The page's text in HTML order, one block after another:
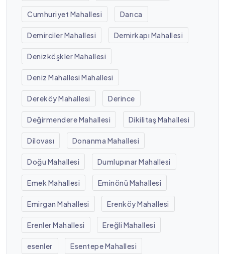
Cumhuriyet Mahallesi Darıca
Demirciler Mahallesi Demirkapı Mahallesi
Denizköşkler Mahallesi
Deniz Mahallesi Mahallesi
Dereköy Mahallesi Derince
Değirmendere Mahallesi Dikilitaş Mahallesi
Dilovası Donanma Mahallesi
Doğu Mahallesi Dumlupınar Mahallesi
Emek Mahallesi Eminönü Mahallesi
Emirgan Mahallesi Erenköy Mahallesi
Erenler Mahallesi Ereğli Mahallesi
esenler Esentepe Mahallesi